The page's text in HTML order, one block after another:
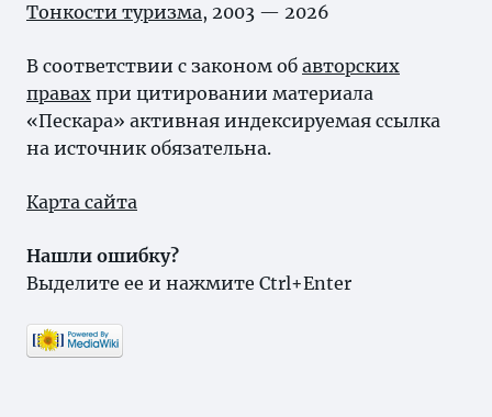
Тонкости туризма, 2003 — 2026
В соответствии с законом об авторских
правах при цитировании материала
«Пескара» активная индексируемая ссылка
на источник обязательна.
Карта сайта
Нашли ошибку?
Выделите ее и нажмите Ctrl+Enter